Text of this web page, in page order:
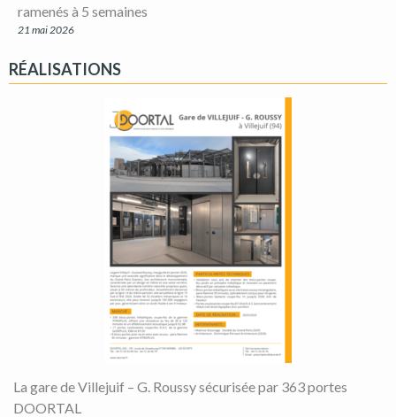
ramenés à 5 semaines
21 mai 2026
RÉALISATIONS
La gare de Villejuif – G. Roussy sécurisée par 363 portes
DOORTAL